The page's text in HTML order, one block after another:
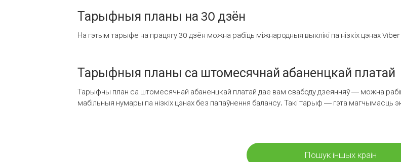
Тарыфныя планы на 30 дзён
На гэтым тарыфе на працягу 30 дзён можна рабіць міжнародныя выклікі па нізкіх цэнах
Тарыфныя планы са штомесячнай абаненцкай платай
Тарыфны план са штомесячнай абаненцкай платай дае вам свабоду дзеянняў — можна
мабільныя нумары па нізкіх цэнах без папаўнення балансу. Такі тарыф — гэта магчымасць
Пошук іншых краін